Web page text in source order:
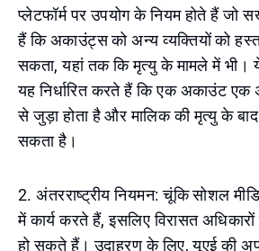
प्लेटफॉर्म पर उपयोग के नियम होते हैं जो
हैं कि अकाउंट्स को अन्य व्यक्तियों को
सकता, यहां तक कि मृत्यु के मामले में भी।
यह निर्धारित करते हैं कि एक अकाउंट एक
से जुड़ा होता है और मालिक की मृत्यु के बाद
सकता है।
2. अंतरराष्ट्रीय नियमन: चूंकि सोशल
में कार्य करते हैं, इसलिए विरासत
हो सकते हैं। उदाहरण के लिए, यूएई की